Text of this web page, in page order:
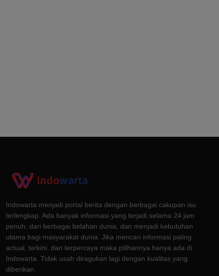
Indowarta menjadi portal berita dengan berbagai cakupan isu
terlengkap. Ada banyak informasi yang terjadi selama 24 jam
penuh, dari berbagai belahan dunia, dan menjadi kebutuhan
utama bagi masyarakat dunia. Jika mencari informasi paling
actual, terkini, dan terpercaya maka pilihannya hanya ada di
Indowarta. Tidak usah diragukan lagi dengan kualitas yang
diberikan.